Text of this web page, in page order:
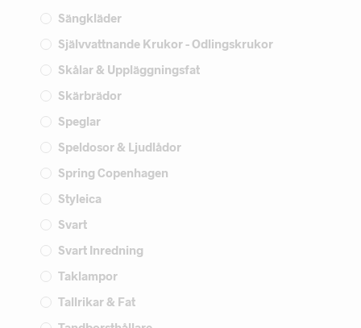
Sängkläder
Självvattnande Krukor - Odlingskrukor
Skålar & Uppläggningsfat
Skärbrädor
Speglar
Speldosor & Ljudlådor
Spring Copenhagen
Styleica
Svart
Svart Inredning
Taklampor
Tallrikar & Fat